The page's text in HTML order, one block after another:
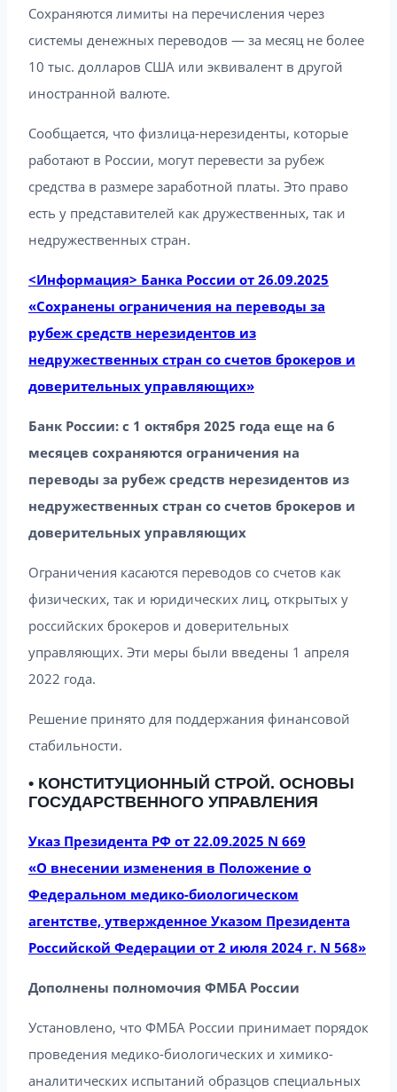
Сохраняются лимиты на перечисления через
системы денежных переводов — за месяц не более
10 тыс. долларов США или эквивалент в другой
иностранной валюте.
Сообщается, что физлица-нерезиденты, которые
работают в России, могут перевести за рубеж
средства в размере заработной платы. Это право
есть у представителей как дружественных, так и
недружественных стран.
<Информация> Банка России от 26.09.2025
«Сохранены ограничения на переводы за
рубеж средств нерезидентов из
недружественных стран со счетов брокеров и
доверительных управляющих»
Банк России: с 1 октября 2025 года еще на 6
месяцев сохраняются ограничения на
переводы за рубеж средств нерезидентов из
недружественных стран со счетов брокеров и
доверительных управляющих
Ограничения касаются переводов со счетов как
физических, так и юридических лиц, открытых у
российских брокеров и доверительных
управляющих. Эти меры были введены 1 апреля
2022 года.
Решение принято для поддержания финансовой
стабильности.
• КОНСТИТУЦИОННЫЙ СТРОЙ. ОСНОВЫ
ГОСУДАРСТВЕННОГО УПРАВЛЕНИЯ
Указ Президента РФ от 22.09.2025 N 669
«О внесении изменения в Положение о
Федеральном медико-биологическом
агентстве, утвержденное Указом Президента
Российской Федерации от 2 июля 2024 г. N 568»
Дополнены полномочия ФМБА России
Установлено, что ФМБА России принимает порядок
проведения медико-биологических и химико-
аналитических испытаний образцов специальных